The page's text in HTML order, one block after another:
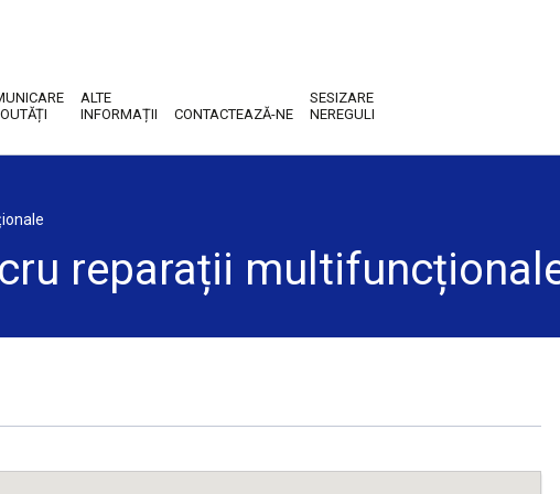
ALTE
INFORMAȚII
CONTACTEAZĂ-NE
SESIZARE
NEREGULI
reparații